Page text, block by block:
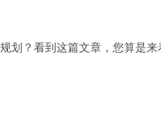
划？看到这篇文章，您算是